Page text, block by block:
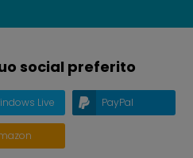
social preferito
Live PayPal